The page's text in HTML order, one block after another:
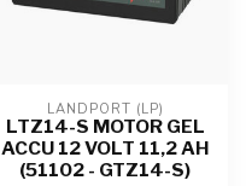
LANDPORT (LP)
LTZ14-S MOTOR GEL
ACCU 12 VOLT 11,2 AH
(51102 - GTZ14-S)